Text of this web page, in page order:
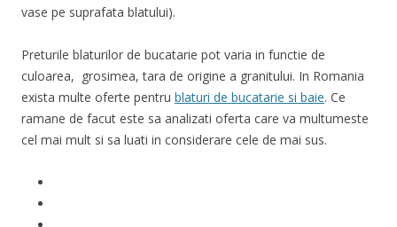
vase pe suprafata blatului).
Preturile blaturilor de bucatarie pot varia in functie de
culoarea, grosimea, tara de origine a granitului. In Romania
exista multe oferte pentru blaturi de bucatarie si baie. Ce
ramane de facut este sa analizati oferta care va multumeste
cel mai mult si sa luati in considerare cele de mai sus.